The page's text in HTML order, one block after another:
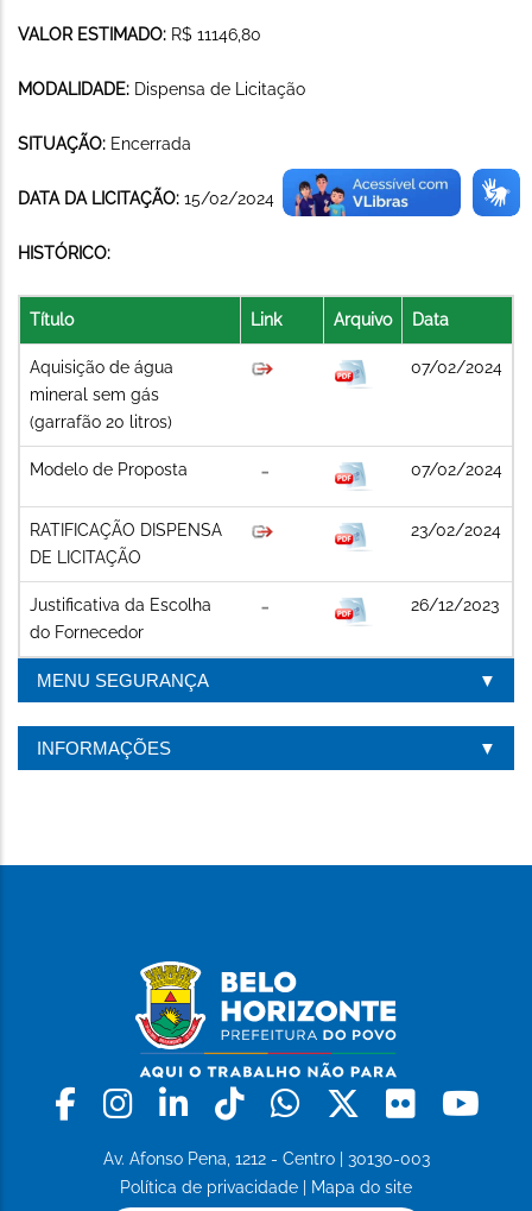
VALOR ESTIMADO: R$ 11146,80
MODALIDADE: Dispensa de Licitação
SITUAÇÃO: Encerrada
DATA DA LICITAÇÃO: 15/02/2024
HISTÓRICO:
Título Link Arquivo Data
Aquisição de água
mineral sem gás
(garrafão 20 litros)
07/02/2024
Modelo de Proposta 07/02/2024
RATIFICAÇÃO DISPENSA
DE LICITAÇÃO
23/02/2024
Justificativa da Escolha
do Fornecedor
26/12/2023
MENU SEGURANÇA
INFORMAÇÕES
Facebook
Instagram
LinkedinTiktokWhatsapp
X Flickr
Av. Afonso Pena, 1212 - Centro | 30130-003
Política de privacidade
Mapa do site